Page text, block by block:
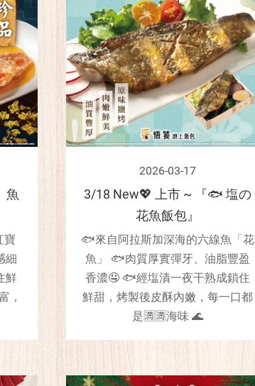
魚
寶
細
鮮
，
2026-03-17
3/18 New💖 上市 ~ 『🐟 塩の
花魚飯包』
🐟來自阿拉斯加深海的六線魚「花
魚」 🐟肉質厚實彈牙、油脂豐盈
香濃🤤 🐟經塩漬一夜干熟成鎖住
鮮甜，烤製後皮酥內嫩，每一口都
是🈵🈵海味 🌊